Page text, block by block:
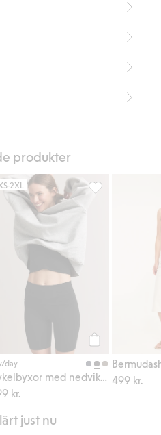
S
produkter
linnemix, Lägg till i favoriter
2XL
day
kr.
499 kr.
just nu